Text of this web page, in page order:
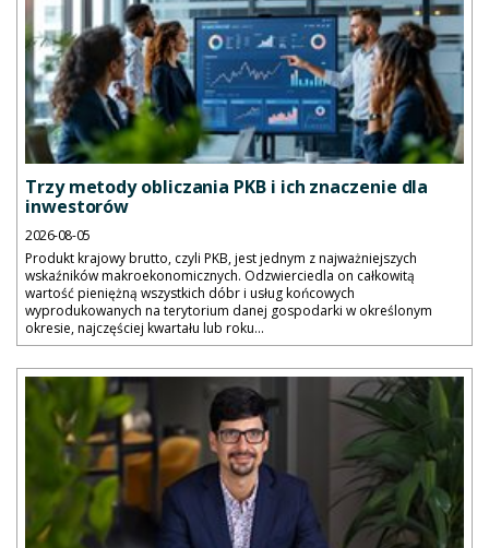
Trzy metody obliczania PKB i ich znaczenie dla
inwestorów
2026-08-05
Produkt krajowy brutto, czyli PKB, jest jednym z najważniejszych
wskaźników makroekonomicznych. Odzwierciedla on całkowitą
wartość pieniężną wszystkich dóbr i usług końcowych
wyprodukowanych na terytorium danej gospodarki w określonym
okresie, najczęściej kwartału lub roku...